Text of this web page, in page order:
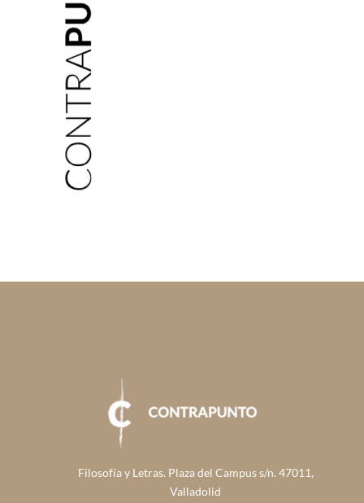
Filosofía y Letras. Plaza del Campus s/n. 47011,
Valladolid